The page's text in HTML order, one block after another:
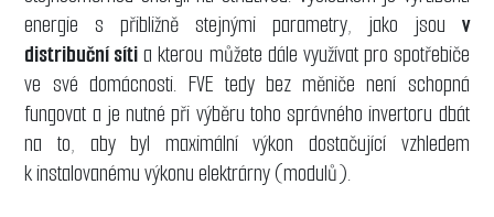
energie s přibližně stejnými parametry, jako jsou v
distribuční sítia kterou můžete dále využívat pro spotřebiče
ve své domácnosti. FVE tedy bez měniče není schopná
fungovat a je nutné při výběru toho správného invertoru dbát
na to, aby byl maximální výkon dostačující vzhledem
k instalovanému výkonu elektrárny (modulů).